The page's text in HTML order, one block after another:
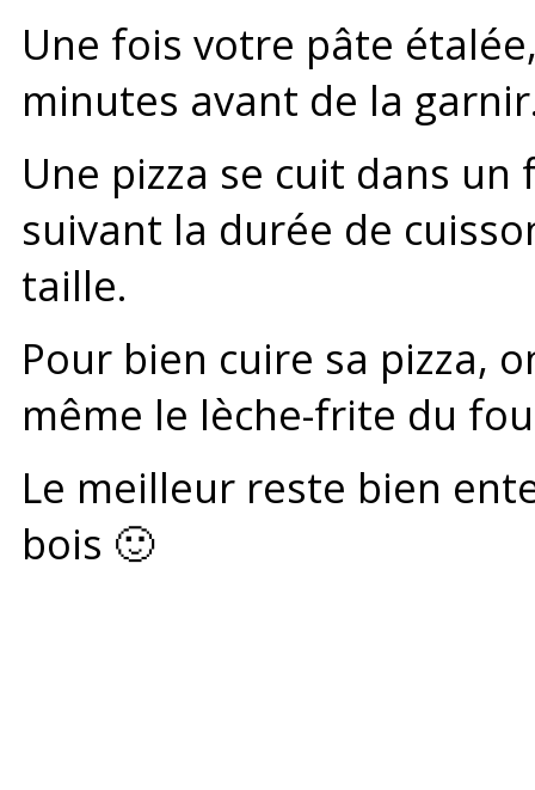
Une fois votre pâte
minutes avant de la
Une pizza se cuit dans
suivant la durée de
taille.
Pour bien cuire sa pizza,
même le lèche-frite du
Le meilleur reste bien
bois 🙂